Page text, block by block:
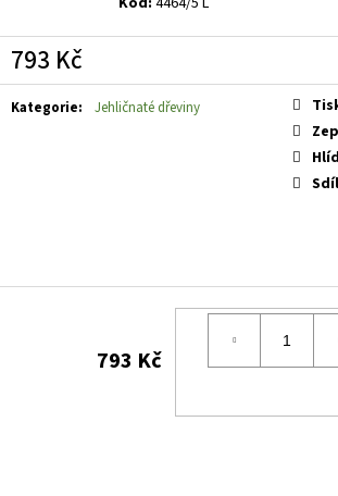
793 Kč
Měrná
cena:
Kategorie: Jehličnaté dřeviny
793 Kč